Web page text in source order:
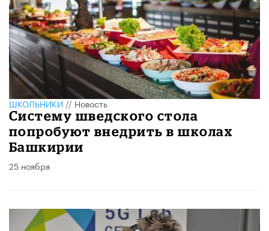
ШКОЛЬНИКИ//Новость
Систему шведского стола
попробуют внедрить в школах
Башкирии
25 ноября